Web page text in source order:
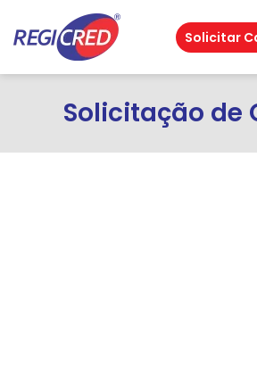
Solicitar
Solicitação de